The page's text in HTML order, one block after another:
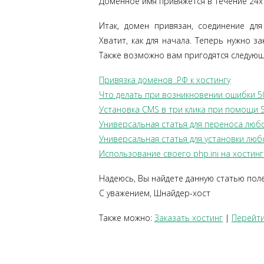
Итак, домен привязан, соединение
Хватит, как для начала. Теперь нужно
Также возможно вам пригодятся
Привязка доменов .РФ к хостингу
Что делать при возникновении ошибки
Установка CMS в три клика при помощи
Универсальная статья для переноса
Универсальная статья для установки
Использование своего php.ini на
Надеюсь, Вы найдете данную статью
С уважением, Шнайдер-хост
Также можно: Заказать хостинг |